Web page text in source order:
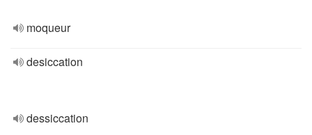
moqueur
desiccation
dessiccation